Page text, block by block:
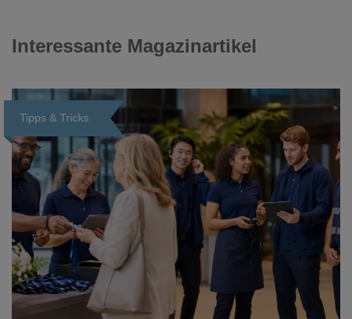
Interessante Magazinartikel
Tipps & Tricks
Loading...